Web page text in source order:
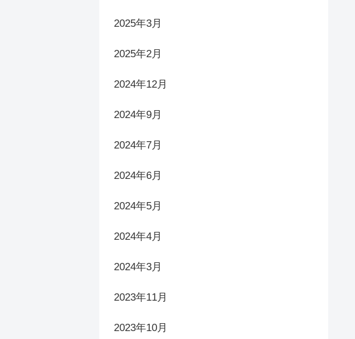
2025年3月
2025年2月
2024年12月
2024年9月
2024年7月
2024年6月
2024年5月
2024年4月
2024年3月
2023年11月
2023年10月